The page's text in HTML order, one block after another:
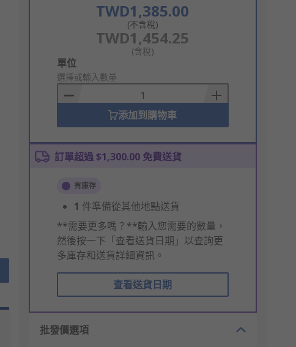
TWD1,385.00
(不含稅)
TWD1,454.25
(含稅)
Add
to
Basket
單位
選擇或輸入數量
添加到購物車
訂單超過 $1,300.00 免費送貨
有庫存
1 件準備從其他地點送貨
**需要更多嗎？**輸入您需要的數量，
然後按一下「查看送貨日期」以查詢更
多庫存和送貨詳細資訊。
查看送貨日期
批發價選項